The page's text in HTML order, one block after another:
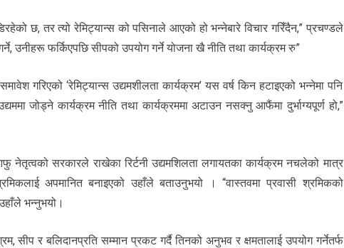
छ, तर त्यो रेमिट्यान्स को पसिनाले आएको हो भन्नेबारे विचार गरिँदैन,” प्रचण्डले
उनीहरू फर्किएपछि सीपको उपयोग गर्ने योजना खै नीति तथा कार्यक्रम रु”
गरिएको ‘रेमिट्यान्स उद्यमशीलता कार्यक्रम’ यस वर्ष किन हटाइएको भन्नेमा पनि
जोड्ने कार्यक्रम नीति तथा कार्यक्रममा अटाउन नसक्नु आफैंमा दुर्भाग्यपूर्ण हो,”
नेतृत्वको सरकारले राखेका रिर्टनी उद्यमशिलता लगायतका कार्यक्रम नचलेको मात्र
अपमानित बनाइएको उहाँले बताउनुभयो । “वास्तवमा प्रवासी श्रमिकको
भन्नुभयो।
सीप र बलिदानप्रति सम्मान प्रकट गर्दै तिनको अनुभव र क्षमतालाई उपयोग गर्नेतर्फ